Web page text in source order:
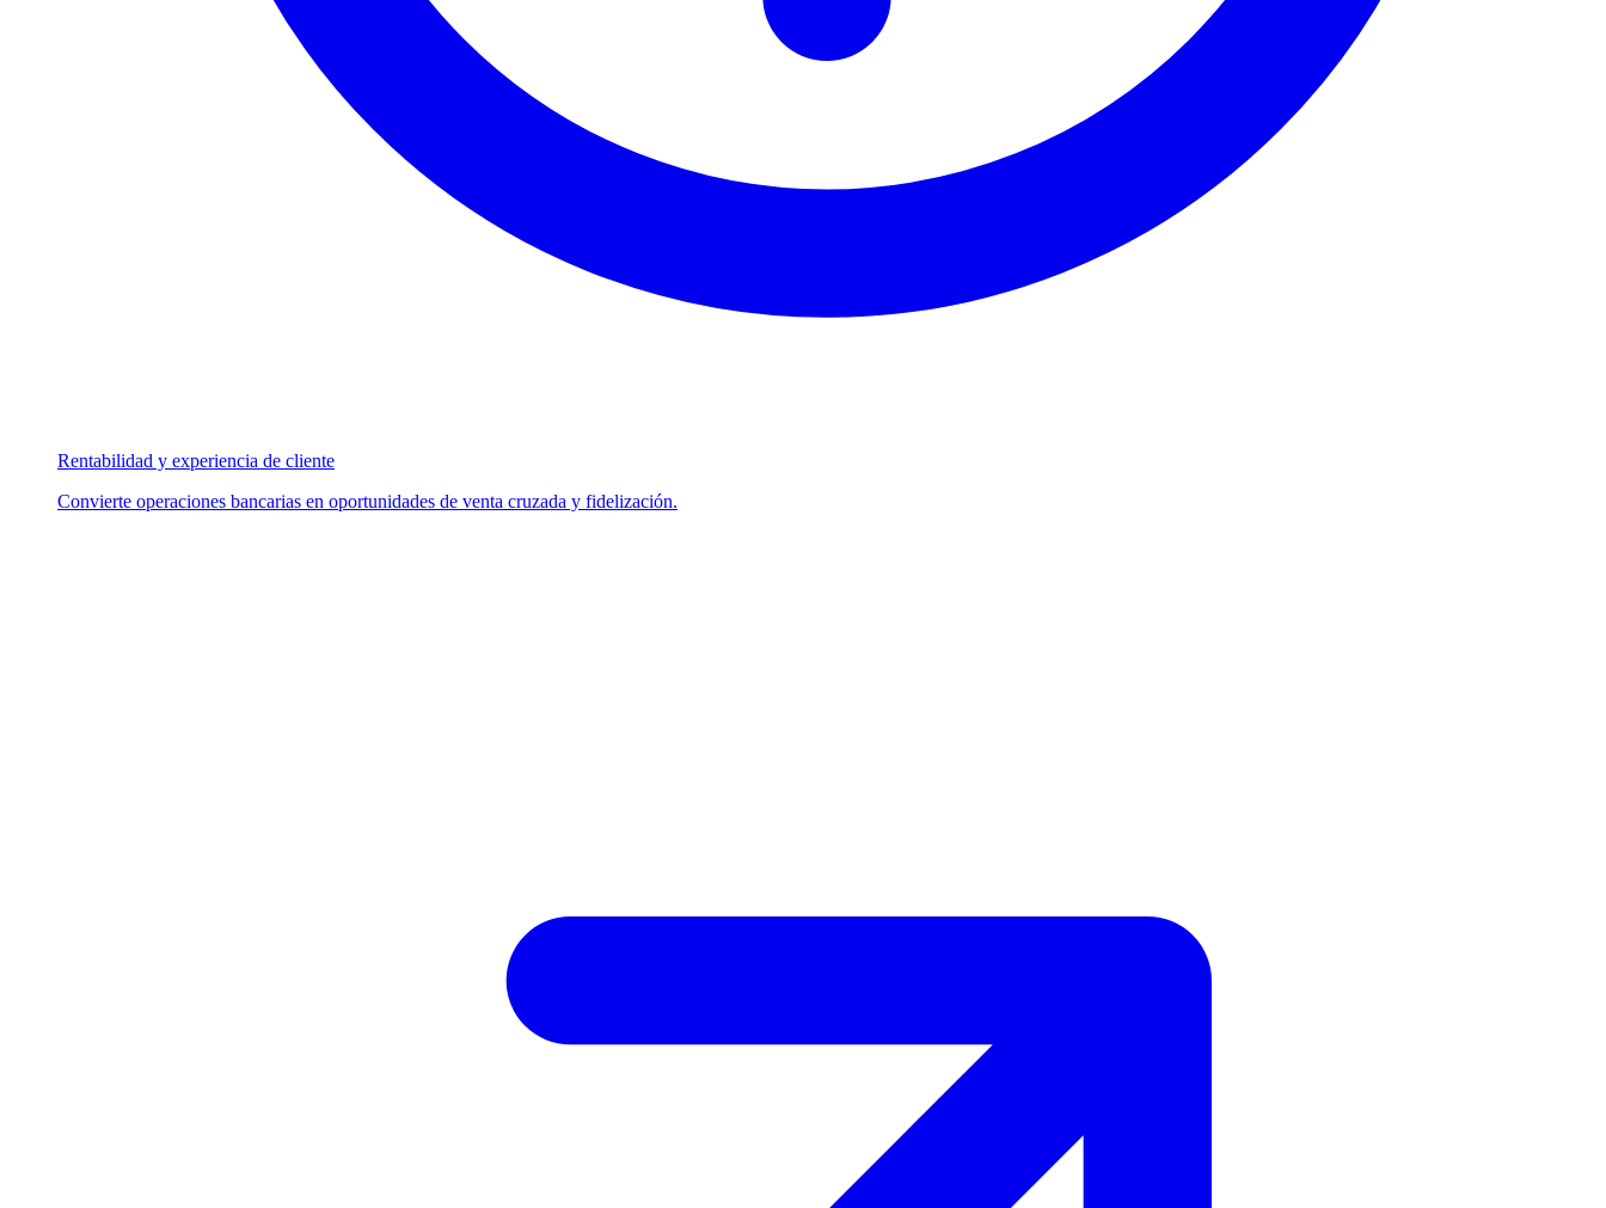
Rentabilidad y experiencia de cliente
Convierte operaciones bancarias en oportunidades de venta cruzada y fidelización.